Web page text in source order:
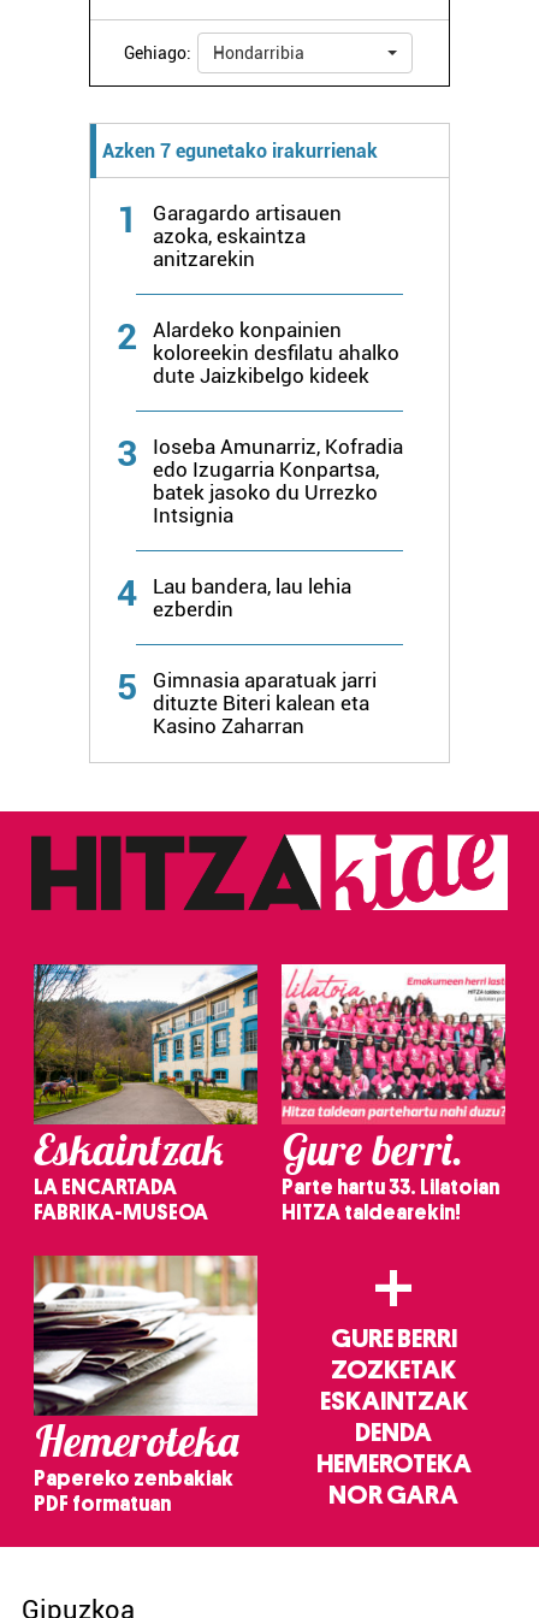
Gehiago: Hondarribia
Azken 7 egunetako irakurrienak
1
Garagardo artisauen
azoka, eskaintza
anitzarekin
2
Alardeko konpainien
koloreekin desfilatu ahalko
dute Jaizkibelgo kideek
3
Ioseba Amunarriz, Kofradia
edo Izugarria Konpartsa,
batek jasoko du Urrezko
Intsignia
4
Lau bandera, lau lehia
ezberdin
5
Gimnasia aparatuak jarri
dituzte Biteri kalean eta
Kasino Zaharran
Eskaintzak
LA ENCARTADA
FABRIKA-MUSEOA
Gure berri.
Parte hartu 33. Lilatoian
HITZA taldearekin!
Hemeroteka
Papereko zenbakiak
PDF formatuan
+
GURE BERRI
ZOZKETAK
ESKAINTZAK
DENDA
HEMEROTEKA
NOR GARA
Gipuzkoa